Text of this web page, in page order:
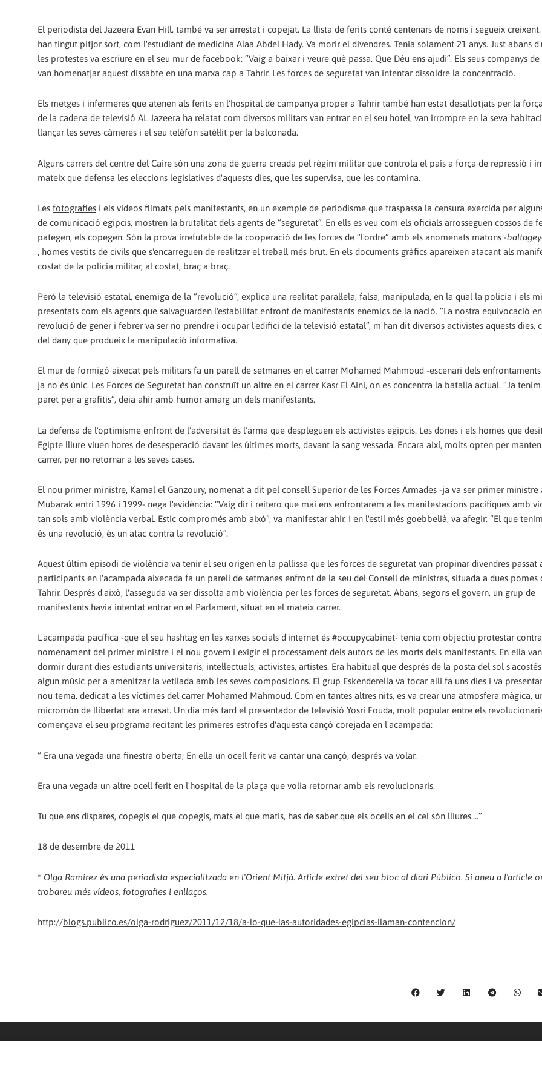
El periodista del Jazeera Evan Hill, també va ser arrestat i copejat. La llista de ferits conté centenars de noms i segueix
han tingut pitjor sort, com l'estudiant de medicina Alaa Abdel Hady. Va morir el divendres. Tenia solament 21 anys. Just abans
les protestes va escriure en el seu mur de facebook: “Vaig a baixar i veure què passa. Que Déu ens ajudi”. Els seus companys
van homenatjar aquest dissabte en una marxa cap a Tahrir. Les forces de seguretat van intentar dissoldre la concentració.
Els metges i infermeres que atenen als ferits en l'hospital de campanya proper a Tahrir també han estat desallotjats per la
de la cadena de televisió AL Jazeera ha relatat com diversos militars van entrar en el seu hotel, van irrompre en la seva
llançar les seves càmeres i el seu telèfon satèl·lit per la balconada.
Alguns carrers del centre del Caire són una zona de guerra creada pel règim militar que controla el país a força de repressió i
mateix que defensa les eleccions legislatives d'aquests dies, que les supervisa, que les contamina.
Les fotografies i els vídeos filmats pels manifestants, en un exemple de periodisme que traspassa la censura exercida per
de comunicació egipcis, mostren la brutalitat dels agents de “seguretat”. En ells es veu com els oficials arrosseguen cossos de
pategen, els copegen. Són la prova irrefutable de la cooperació de les forces de “l'ordre” amb els anomenats matons -
, homes vestits de civils que s'encarreguen de realitzar el treball més brut. En els documents gràfics apareixen atacant als
costat de la policia militar, al costat, braç a braç.
Però la televisió estatal, enemiga de la “revolució”, explica una realitat paral·lela, falsa, manipulada, en la qual la policia i els
presentats com els agents que salvaguarden l'estabilitat enfront de manifestants enemics de la nació. “La nostra equivocació
revolució de gener i febrer va ser no prendre i ocupar l'edifici de la televisió estatal”, m'han dit diversos activistes aquests dies,
del dany que produeix la manipulació informativa.
El mur de formigó aixecat pels militars fa un parell de setmanes en el carrer Mohamed Mahmoud -escenari dels
ja no és únic. Les Forces de Seguretat han construït un altre en el carrer Kasr El Aini, on es concentra la batalla actual. “Ja
paret per a grafitis”, deia ahir amb humor amarg un dels manifestants.
La defensa de l'optimisme enfront de l'adversitat és l'arma que despleguen els activistes egipcis. Les dones i els homes que
Egipte lliure viuen hores de desesperació davant les últimes morts, davant la sang vessada. Encara així, molts opten per
carrer, per no retornar a les seves cases.
El nou primer ministre, Kamal el Ganzoury, nomenat a dit pel consell Superior de les Forces Armades -ja va ser primer ministre
Mubarak entri 1996 i 1999- nega l'evidència: “Vaig dir i reitero que mai ens enfrontarem a les manifestacions pacífiques amb
tan sols amb violència verbal. Estic compromès amb això”, va manifestar ahir. I en l'estil més goebbelià, va afegir: “El que
és una revolució, és un atac contra la revolució”.
Aquest últim episodi de violència va tenir el seu origen en la pallissa que les forces de seguretat van propinar divendres passat
participants en l'acampada aixecada fa un parell de setmanes enfront de la seu del Consell de ministres, situada a dues pomes
Tahrir. Després d'això, l'asseguda va ser dissolta amb violència per les forces de seguretat. Abans, segons el govern, un grup de
manifestants havia intentat entrar en el Parlament, situat en el mateix carrer.
L'acampada pacífica -que el seu hashtag en les xarxes socials d'internet és #occupycabinet- tenia com objectiu protestar
nomenament del primer ministre i el nou govern i exigir el processament dels autors de les morts dels manifestants. En ella
dormir durant dies estudiants universitaris, intel·lectuals, activistes, artistes. Era habitual que després de la posta del sol
algun músic per a amenitzar la vetllada amb les seves composicions. El grup Eskenderella va tocar allí fa uns dies i va
nou tema, dedicat a les víctimes del carrer Mohamed Mahmoud. Com en tantes altres nits, es va crear una atmosfera màgica,
micromón de llibertat ara arrasat. Un dia més tard el presentador de televisió Yosri Fouda, molt popular entre els
començava el seu programa recitant les primeres estrofes d'aquesta cançó corejada en l'acampada:
“ Era una vegada una finestra oberta; En ella un ocell ferit va cantar una cançó, després va volar.
Era una vegada un altre ocell ferit en l'hospital de la plaça que volia retornar amb els revolucionaris.
Tu que ens dispares, copegis el que copegis, mats el que matis, has de saber que els ocells en el cel són lliures….”
18 de desembre de 2011
* Olga Ramírez és una periodista especialitzada en l'Orient Mitjà. Article extret del seu bloc al diari Público. Si aneu a l'article
trobareu més vídeos, fotografies i enllaços.
http://blogs.publico.es/olga-rodriguez/2011/12/18/a-lo-que-las-autoridades-egipcias-llaman-contencion/